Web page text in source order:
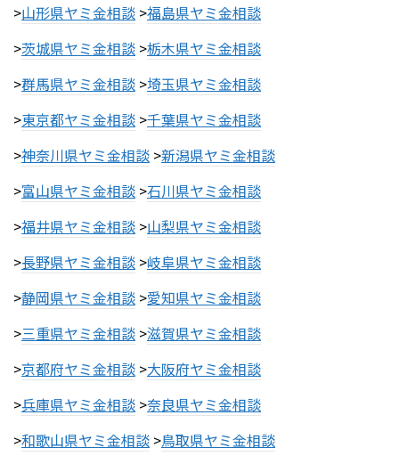
>山形県ヤミ金相談 >福島県ヤミ金相談
>茨城県ヤミ金相談 >栃木県ヤミ金相談
>群馬県ヤミ金相談 >埼玉県ヤミ金相談
>東京都ヤミ金相談 >千葉県ヤミ金相談
>神奈川県ヤミ金相談 >新潟県ヤミ金相談
>富山県ヤミ金相談 >石川県ヤミ金相談
>福井県ヤミ金相談 >山梨県ヤミ金相談
>長野県ヤミ金相談 >岐阜県ヤミ金相談
>静岡県ヤミ金相談 >愛知県ヤミ金相談
>三重県ヤミ金相談 >滋賀県ヤミ金相談
>京都府ヤミ金相談 >大阪府ヤミ金相談
>兵庫県ヤミ金相談 >奈良県ヤミ金相談
>和歌山県ヤミ金相談 >鳥取県ヤミ金相談